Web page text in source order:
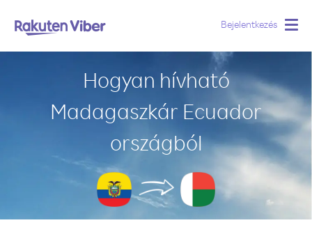
Bejelentkezés
Hogyan hívható
Madagaszkár Ecuador
országból